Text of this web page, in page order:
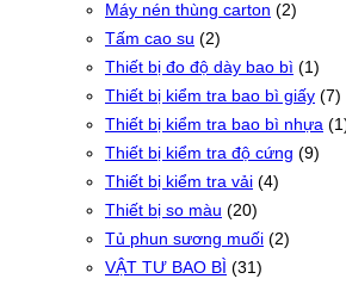
Máy nén thùng carton (2)
Tấm cao su (2)
Thiết bị đo độ dày bao bì (1)
Thiết bị kiểm tra bao bì giấy (7)
Thiết bị kiểm tra bao bì nhựa
Thiết bị kiểm tra độ cứng (9)
Thiết bị kiểm tra vải (4)
Thiết bị so màu (20)
Tủ phun sương muối (2)
VẬT TƯ BAO BÌ (31)